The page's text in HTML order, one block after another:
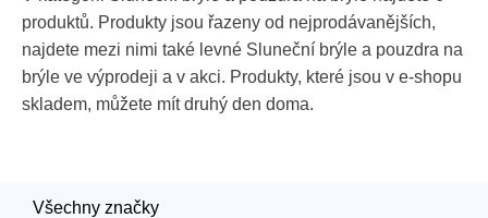
produktů. Produkty jsou řazeny od nejprodávanějších,
najdete mezi nimi také levné Sluneční brýle a pouzdra na
brýle ve výprodeji a v akci. Produkty, které jsou v e-shopu
skladem, můžete mít druhý den doma.
Všechny značky